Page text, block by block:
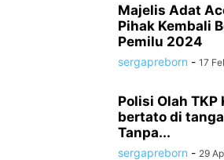
Majelis Adat
Pihak Kembali
Pemilu 2024
sergapreborn - 17
Polisi Olah TKP
bertato di
Tanpa...
sergapreborn - 29